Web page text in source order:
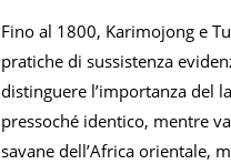
Fino al 1800, Karimojong e
pratiche di sussistenza
distinguere l’importanza del
pressoché identico, mentre
savane dell’Africa orientale,